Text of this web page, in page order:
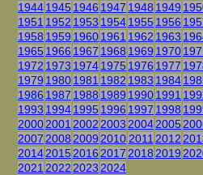
19441945 1946 1947 1948 1949
1951 1952 1953 19541955 1956
1958 1959 19601961 1962 1963
1965 1966 1967 1968 1969 1970
1972 1973 19741975 1976 1977
1979 19801981 1982 1983 1984
1986 1987 1988 1989 19901991
1993 19941995 1996 1997 1998
20002001 2002 2003 20042005
2007 2008 2009 2010 2011 2012
20142015 2016 2017 2018 2019
2021 2022 2023 2024